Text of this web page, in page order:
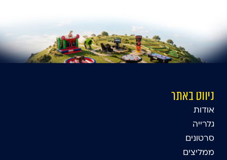
ניווט באתר
אודות
גלרייה
סרטונים
ממליצים